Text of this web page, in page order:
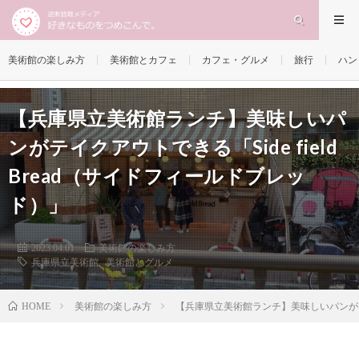
美術館の楽しみ方 美術館とカフェ カフェ・グルメ 旅行 ハ
【兵庫県立美術館ランチ】美味しいパ
ンがテイクアウトできる「Side field
Bread（サイドフィールドブレッ
ド）」
2023.04.01
美術館の楽しみ方
兵庫県立美術館,美術館とグルメ
HOME 美術館の楽しみ方 【兵庫県立美術館ランチ】美味しいパン